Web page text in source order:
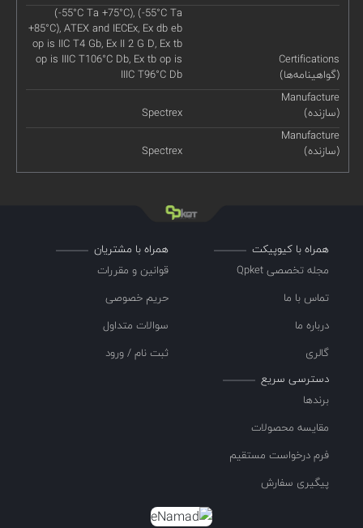
Certifications
(گواهینامه‌ها)
(-55°C Ta +75°C), (-55°C Ta
+85°C), ATEX and IECEx, Ex db eb
op is IIC T4 Gb, Ex II 2 G D, Ex tb
op is IIIC T106°C Db, Ex tb op is
IIIC T96°C Db
Manufacture
(سازنده)
Spectrex
Manufacture
(سازنده)
Spectrex
همراه با کیوپیکت
مجله تخصصی Qpket
تماس با ما
درباره ما
گالری
همراه با مشتریان
قوانین و مقررات
حریم خصوصی
سوالات متداول
ثبت نام / ورود
دسترسی سریع
برندها
مقایسه محصولات
فرم درخواست مستقیم
پیگیری سفارش